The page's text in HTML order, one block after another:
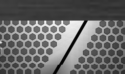
767
[email protected]